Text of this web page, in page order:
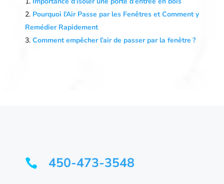
Pourquoi l’Air Passe par les Fenêtres et Comment y
Remédier Rapidement
Comment empêcher l’air de passer par la fenêtre ?

450-473-3548